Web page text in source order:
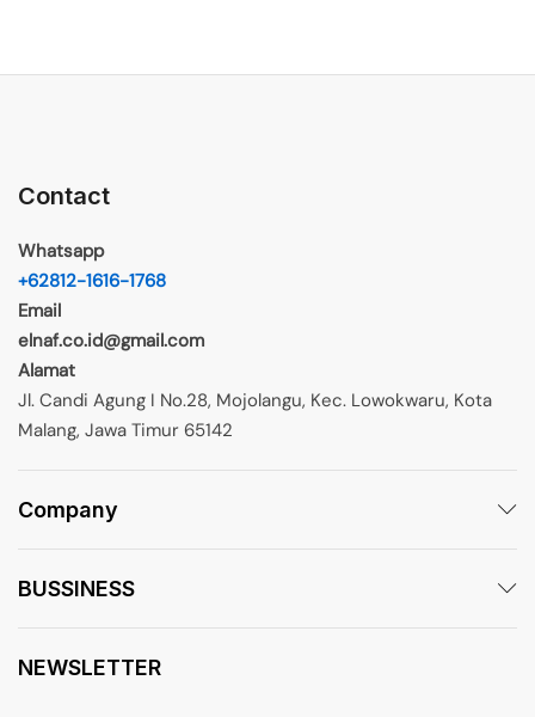
Contact
Whatsapp
+62812-1616-1768
Email
elnaf.co.id@gmail.com
Alamat
Jl. Candi Agung I No.28, Mojolangu, Kec. Lowokwaru, Kota
Malang, Jawa Timur 65142
Company
BUSSINESS
NEWSLETTER